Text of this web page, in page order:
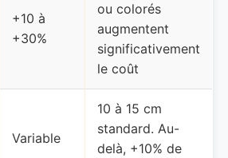
+10 à
+30%
ou colorés
augmentent
significativement
le coût
Variable
10 à 15 cm
standard. Au-
delà, +10% de